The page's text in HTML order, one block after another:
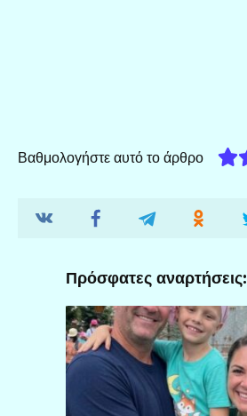
Βαθμολογήστε αυτό το άρθρο
Πρόσφατες αναρτήσεις: